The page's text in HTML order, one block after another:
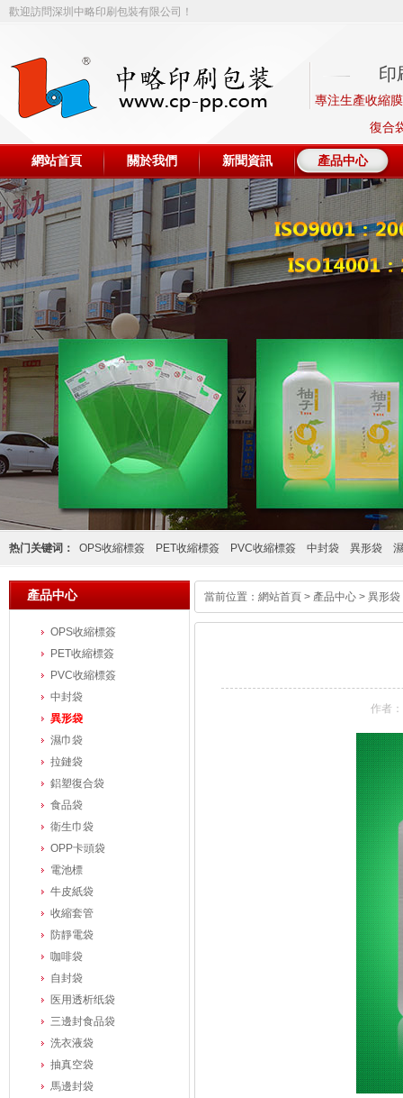
歡迎訪問深圳中略印刷包裝有限公司！
印
專注生產收縮
復合
網站首頁 關於我們 新聞資訊 產品中心
热门关键词： OPS收縮標簽 PET收縮標簽 PVC收縮標簽 中封袋 異形袋
產品中心
OPS收縮標簽
PET收縮標簽
PVC收縮標簽
中封袋
異形袋
濕巾袋
拉鏈袋
鋁塑復合袋
食品袋
衛生巾袋
OPP卡頭袋
電池標
牛皮紙袋
收縮套管
防靜電袋
咖啡袋
自封袋
医用透析纸袋
三邊封食品袋
洗衣液袋
抽真空袋
馬邊封袋
當前位置： 網站首頁 > 產品中心 > 異形袋
作者